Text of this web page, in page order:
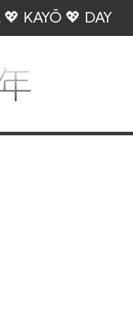
KAYŌ 💖 DAY